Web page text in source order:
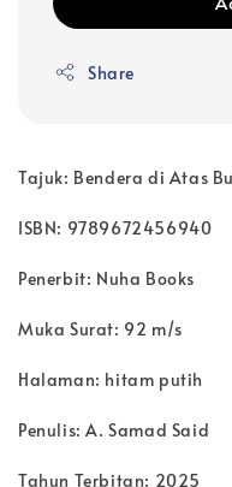
Share
Tajuk: Bendera di Atas
ISBN: 9789672456940
Penerbit: Nuha Books
Muka Surat: 92 m/s
Halaman: hitam putih
Penulis: A. Samad Said
Tahun Terbitan: 2025